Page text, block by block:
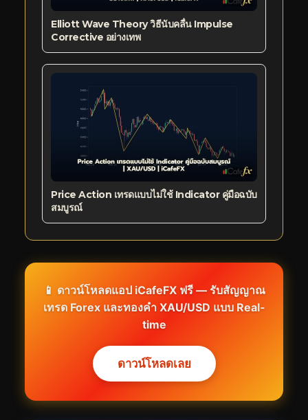
Elliott Wave Theory วิธีนับคลื่น Impulse
Corrective อย่างเทพ
Price Action เทรดแบบไม่ใช้ Indicator คู่มือฉบับ
สมบูรณ์
📱 ดาวน์โหลดแอป iCafeFX ฟรี — รับสัญญาณ
เทรด Forex และทองคำ XAU/USD แบบ Real-
time
ดาวน์โหลดเลย